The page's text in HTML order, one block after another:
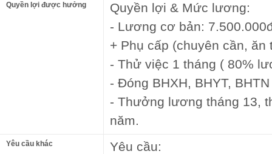
Quyền lợi được hưởng
Quyền lợi & Mức lương:
- Lương cơ bản:
+ Phụ cấp (chuyên cần, ăn
- Thử việc 1 tháng ( 80%
- Đóng BHXH, BHYT,
- Thưởng lương tháng 13,
năm.
Yêu cầu khác
Yêu cầu: